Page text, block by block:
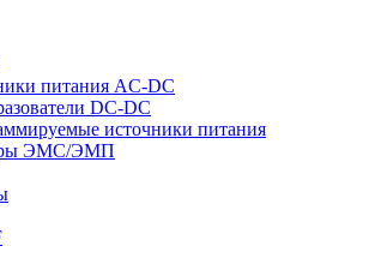
питания AC-DC
DC-DC
источники питания
ЭМС/ЭМП